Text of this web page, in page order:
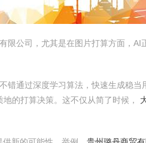
公司，尤其是在图片打算方面，
通过深度学习算法，快速生成稳
地的打算决策。这不仅从简了时候，